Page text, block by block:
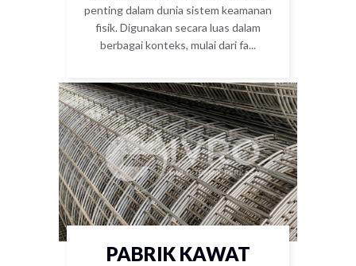
penting dalam dunia sistem keamanan
fisik. Digunakan secara luas dalam
berbagai konteks, mulai dari fa...
PABRIK KAWAT